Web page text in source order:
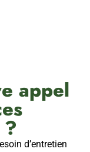
appel
d’entretien